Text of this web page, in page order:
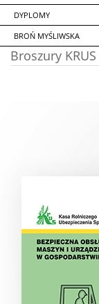
DYPLOMY
BROŃ MYŚLIWSKA
Broszury KRUS